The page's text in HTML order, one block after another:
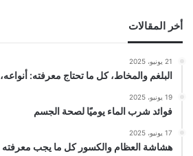
أخر المقالات
21 يونيو، 2025
البلغم والمخاط، كل ما تحتاج معرفته: أنواعه،
19 يونيو، 2025
فوائد شرب الماء يوميًا لصحة الجسم
17 يونيو، 2025
هشاشة العظام والكسور كل ما يجب معرفته